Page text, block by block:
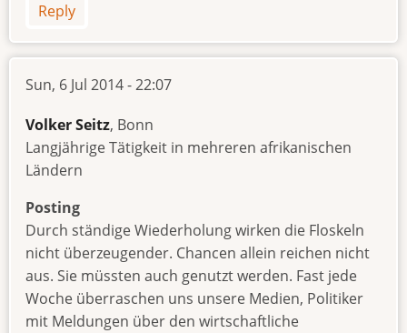
Reply
Sun, 6 Jul 2014 - 22:07
Volker Seitz, Bonn
Langjährige Tätigkeit in mehreren afrikanischen
Ländern
Posting
Durch ständige Wiederholung wirken die Floskeln
nicht überzeugender. Chancen allein reichen nicht
aus. Sie müssten auch genutzt werden. Fast jede
Woche überraschen uns unsere Medien, Politiker
mit Meldungen über den wirtschaftliche